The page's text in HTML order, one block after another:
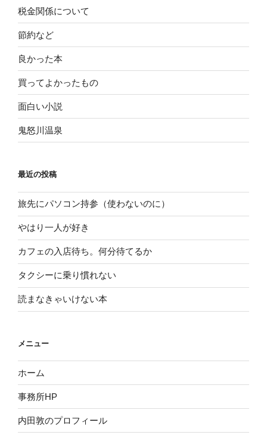
税金関係について
節約など
良かった本
買ってよかったもの
面白い小説
鬼怒川温泉
最近の投稿
旅先にパソコン持参（使わないのに）
やはり一人が好き
カフェの入店待ち。何分待てるか
タクシーに乗り慣れない
読まなきゃいけない本
メニュー
ホーム
事務所HP
内田敦のプロフィール